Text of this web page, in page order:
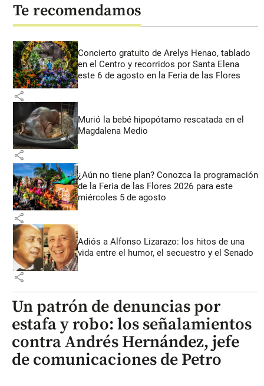
Te recomendamos
Concierto gratuito de Arelys Henao, tablado
en el Centro y recorridos por Santa Elena
este 6 de agosto en la Feria de las Flores
share
Murió la bebé hipopótamo rescatada en el
Magdalena Medio
share
¿Aún no tiene plan? Conozca la programación
de la Feria de las Flores 2026 para este
miércoles 5 de agosto
share
Adiós a Alfonso Lizarazo: los hitos de una
vida entre el humor, el secuestro y el Senado
share
Un patrón de denuncias por
estafa y robo: los señalamientos
contra Andrés Hernández, jefe
de comunicaciones de Petro